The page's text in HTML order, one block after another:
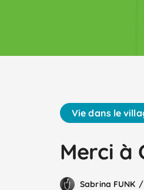
Vie dans le
Merci à
Sabrina FUNK